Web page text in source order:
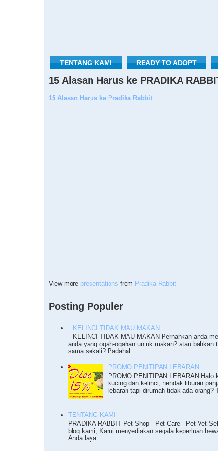
TENTANG KAMI READY TO ADOPT
15 Alasan Harus ke PRADIKA
15 Alasan Harus ke Pradika Rabbit
View more presentations from Pradika Rabbit
Posting Populer
KELINCI TIDAK MAU MAKAN
KELINCI TIDAK MAU MAKAN Pernahkan anda
anda yang ogah-ogahan untuk makan? atau bahkan
sama sekali? Padahal...
PROMO PENITIPAN LEBARAN
PROMO PENITIPAN LEBARAN Halo
kucing dan kelinci, hendak liburan
lebaran tapi dirumah tidak ada orang?
TENTANG KAMI
PRADIKA RABBIT Pet Shop - Pet Care - Pet Vet
blog kami, Kami menyediakan segala keperluan
Anda laya...